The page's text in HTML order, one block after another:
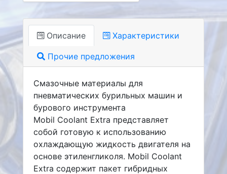
Описание Характеристики
Прочие предложения
Смазочные материалы для
пневматических бурильных машин и
бурового инструмента
Mobil Coolant Extra представляет
собой готовую к использованию
охлаждающую жидкость двигателя на
основе этиленгликоля. Mobil Coolant
Extra содержит пакет гибридных